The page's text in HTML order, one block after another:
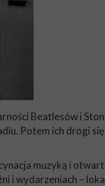
Beatlesów i
Potem ich drogi
muzyką i
i wydarzeniach –